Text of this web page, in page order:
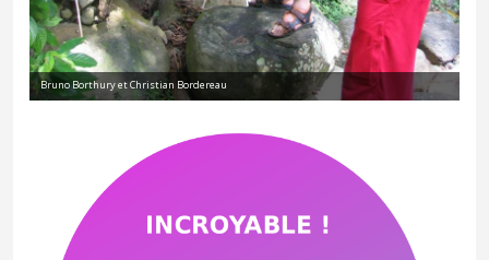
Bruno Borthury et Christian Bordereau